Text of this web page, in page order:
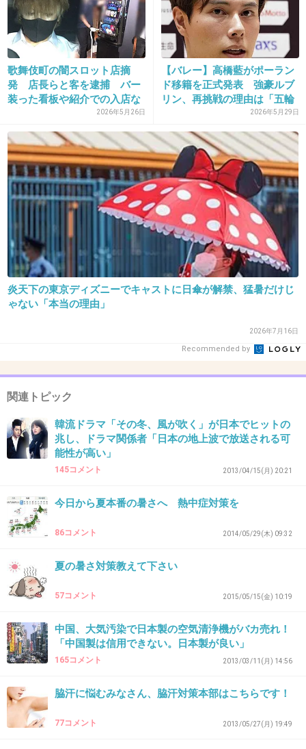
一般人でも熱中症になるとしばらくは辛い症状
が抜けないのに、
選手が体調を崩したらどうなるんだろう。
身体を作るために一年を過ごす人達に
あまり無理をさせないであげてほしい。
29. 匿名2015/07/20(月) 16:00:35
選手はその競技またはオリンピックでの記録に
人生かけてる人だっているんだからベストなコ
ンディションで競技に臨める環境を提供する義
務が五輪開催国にはあると思うんだ。それが一
番のオモテナシじゃない？
震も心配だし東京五輪は不安要素が多いよ
30. 匿名2015/07/20(月) 16:00:53
もうオリンピック返上しちゃえばww
問題山積みだらけじゃないか～
あっちこっちでいろんな問題があってさ、どう
して誘致成功したんだかわからん。
+107 -9
西アジアやインドの暑さに比べたら
かわいいものよ
歌舞伎町の闇スロット店摘
発 店長らと客を逮捕 バー
装った看板や紹介での入店な
2026年5月26日
【バレー】高橋藍がポーラン
ド移籍を正式発表 強豪ルブ
リン、再挑戦の理由は「五輪
2026年5月29日
炎天下の東京ディズニーでキャストに日傘が解禁、猛暑だけじ
ゃない「本当の理由」
2026年7月16日
Recommended by
関連トピック
韓流ドラマ「その冬、風が吹く」が日本でヒットの
兆し、ドラマ関係者「日本の地上波で放送される可
能性が高い」
145コメント 2013/04/15(月) 20:21
今日から夏本番の暑さへ 熱中症対策を
86コメント 2014/05/29(木) 09:32
夏の暑さ対策教えて下さい
57コメント 2015/05/15(金) 10:19
中国、大気汚染で日本製の空気清浄機がバカ売れ！
「中国製は信用できない。日本製が良い」
165コメント 2013/03/11(月) 14:56
脇汗に悩むみなさん、脇汗対策本部はこちらです！
77コメント 2013/05/27(月) 19:49